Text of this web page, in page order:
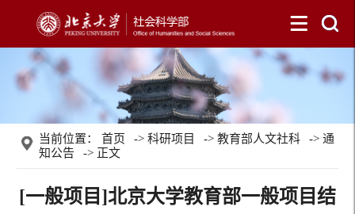
当前位置：首页 ->科研项目 ->教育部人文社科 ->通
知公告
-> 正文
[一般项目]北京大学教育部一般项目结